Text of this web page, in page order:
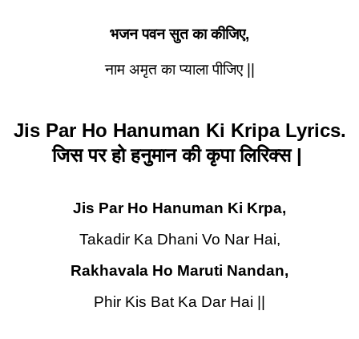
भजन पवन सुत का कीजिए,
नाम अमृत का प्याला पीजिए ||
Jis Par Ho Hanuman Ki Kripa Lyrics.
जिस पर हो हनुमान की कृपा लिरिक्स |
Jis Par Ho Hanuman Ki Krpa,
Takadir Ka Dhani Vo Nar Hai,
Rakhavala Ho Maruti Nandan,
Phir Kis Bat Ka Dar Hai ||